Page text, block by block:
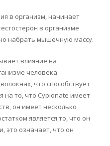
в организм, начинает
в организме
набрать мышечную массу.
влияние на
человека
что способствует
на то, что Cypionate имеет
он имеет несколько
является то, что он
это означает, что он